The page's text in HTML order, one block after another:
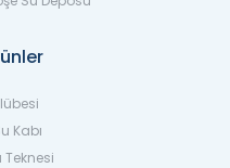
Kabı
Teknesi